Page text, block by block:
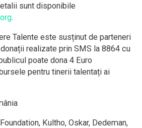
sunt disponibile
.
Talente este susținut de parteneri
realizate prin SMS la 8864 cu
poate dona 4 Euro
pentru tinerii talentați ai
Kultho, Oskar, Dedeman,